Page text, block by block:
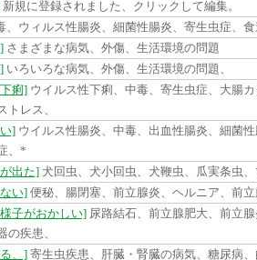
新規に登録されました、クリックして編集。
、ウィルス性腸炎、細菌性腸炎、寄生虫症、
さまざまな病気、外傷、生活環境の問題
いろいろな病気、外傷、生活環境の問題、
痢] ウイルス性下痢、中毒、寄生虫症、大腸
トレス、
] ウイルス性腸炎、中毒、出血性腸炎、細菌
、*
出た] 犬回虫、犬小回虫、犬鞭虫、瓜実条虫、
い] 便秘、腸閉塞、前立腺炎、ヘルニア、前
子がおかしい] 尿路結石、前立腺肥大、前立
の疾患、
、] 寄生虫疾患、肝臓・腎臓の病気、糖尿病、